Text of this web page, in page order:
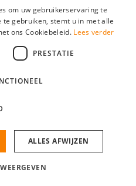
om uw gebruikerservaring te
gebruiken, stemt u in met alle
ons Cookiebeleid. Lees verder
PRESTATIE
ALLES AFWIJZEN